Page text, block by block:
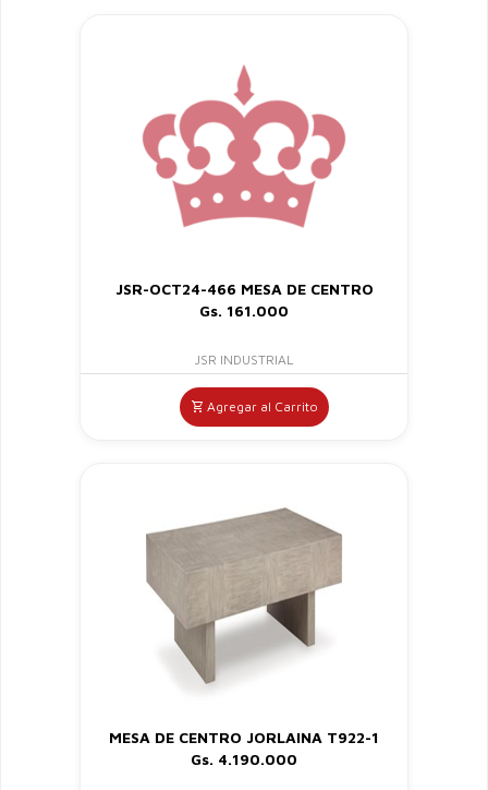
JSR-OCT24-466 MESA DE CENTRO
Gs. 161.000
JSR INDUSTRIAL
Agregar al Carrito
MESA DE CENTRO JORLAINA T922-1
Gs. 4.190.000